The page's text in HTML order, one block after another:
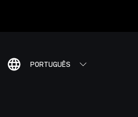
PORTUGUÊS